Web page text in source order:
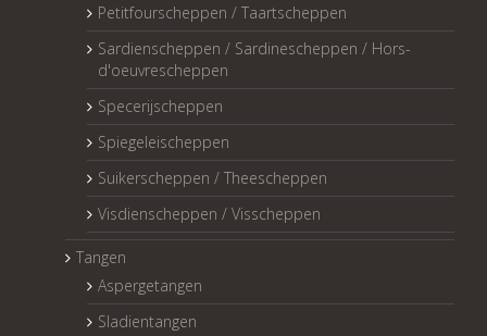
Petitfourscheppen / Taartscheppen
Sardienscheppen / Sardinescheppen / Hors-
d'oeuvrescheppen
Specerijscheppen
Spiegeleischeppen
Suikerscheppen / Theescheppen
Visdienscheppen / Visscheppen
Tangen
Aspergetangen
Sladientangen